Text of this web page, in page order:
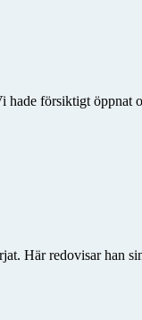
försiktigt öppnat
Här redovisar han